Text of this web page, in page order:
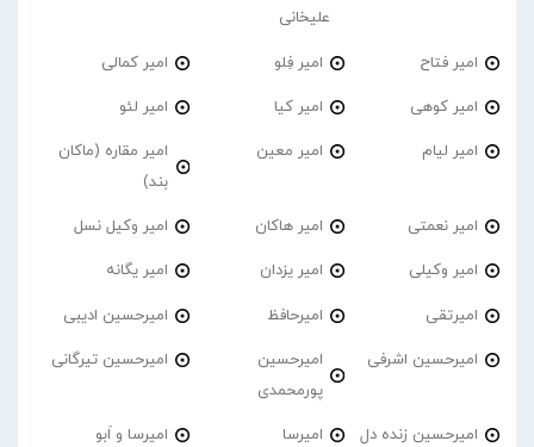
علیخانی
امیر فتاح امیر فِلو امیر کمالی
امیر کوهی امیر کیا امیر لئو
امیر لیام امیر معین
امیر مقاره (ماکان
بند)
امیر نعمتی امیر هاکان امیر وکیل نسل
امیر وکیلی امیر یزدان امیر یگانه
امیرتقی امیرحافظ امیرحسین ادیبی
امیرحسین اشرفی
امیرحسین
پورمحمدی
امیرحسین تیرگانی
امیرحسین زنده دل امیرسا امیرسا و اَبو